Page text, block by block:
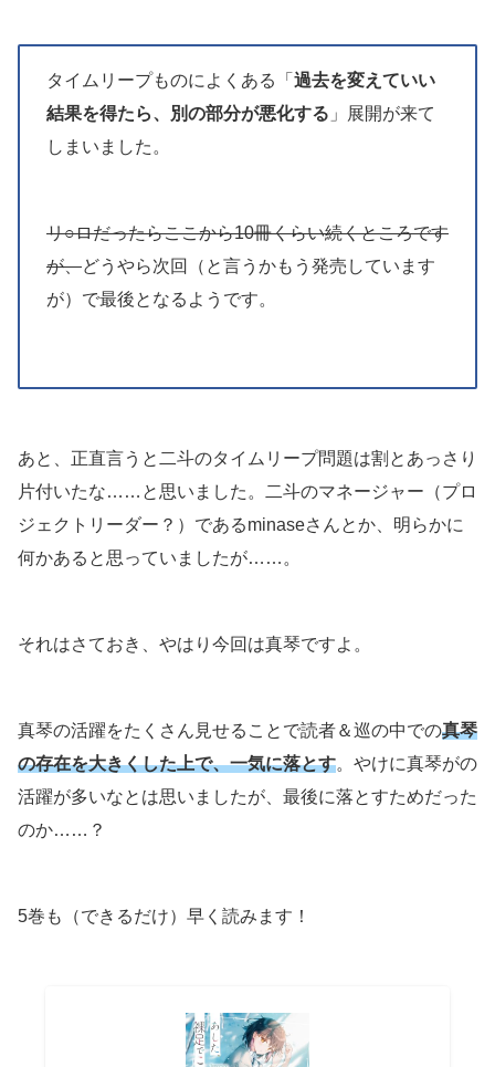
タイムリープものによくある「 過去を変えていい
結果を得たら、別の部分が悪化する 」展開が来て
しまいました。
リ○ロだったらここから10冊くらい続くところです
が、どうやら次回（と言うかもう発売しています
が）で最後となるようです。
あと、正直言うと二斗のタイムリープ問題は割とあっさり
片付いたな……と思いました。二斗のマネージャー（プロ
ジェクトリーダー？）であるminaseさんとか、明らかに
何かあると思っていましたが……。
それはさておき、やはり今回は真琴ですよ。
真琴の活躍をたくさん見せることで読者＆巡の中での真琴
の存在を大きくした上で、一気に落とす。やけに真琴がの
活躍が多いなとは思いましたが、最後に落とすためだった
のか……？
5巻も（できるだけ）早く読みます！